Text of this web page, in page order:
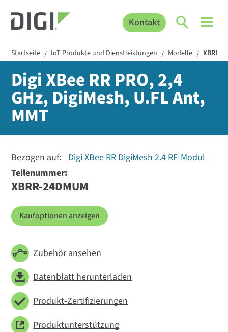
Kontakt
Startseite / IoT Produkte und Dienstleistungen / Modelle / XBRR-
Digi XBee RR PRO, 2,4
GHz, DigiMesh, U.FL Ant,
MMT
Bezogen auf: Digi XBee RR DigiMesh 2.4 RF-Modul
Teilenummer:
XBRR-24DMUM
Kaufoptionen anzeigen
Zubehör ansehen
Datenblatt herunterladen
Produkt-Zertifizierungen
Produktunterstützung